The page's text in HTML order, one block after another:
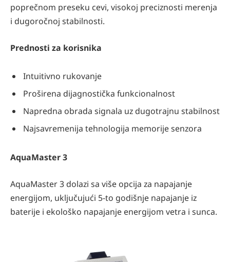
poprečnom preseku cevi, visokoj preciznosti merenja
i dugoročnoj stabilnosti.
Prednosti za korisnika
Intuitivno rukovanje
Proširena dijagnostička funkcionalnost
Napredna obrada signala uz dugotrajnu stabilnost
Najsavremenija tehnologija memorije senzora
AquaMaster 3
AquaMaster 3 dolazi sa više opcija za napajanje
energijom, uključujući 5-to godišnje napajanje iz
baterije i ekološko napajanje energijom vetra i sunca.